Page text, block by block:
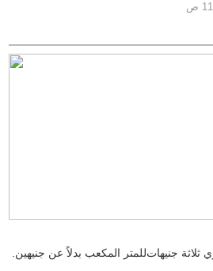
ﺟﻨﻴﻬﺎﺕﻟﻠﻤﺘﺮ ﺍﻟﻤﻜﻌﺐ ﺑﺪﻻً ﻋﻦ جنيهين.